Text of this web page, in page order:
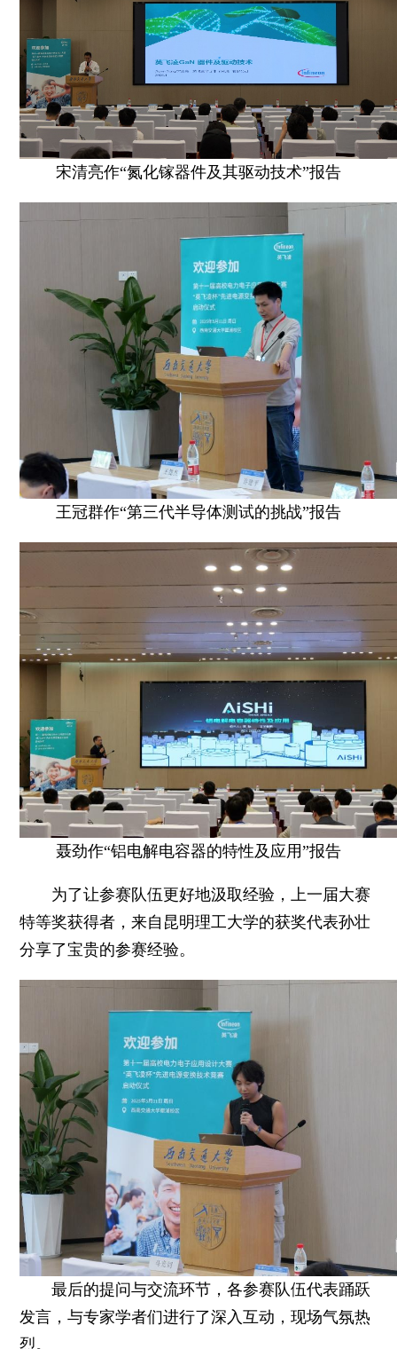
宋清亮作“氮化镓器件及其驱动技术”报告
王冠群作“第三代半导体测试的挑战”报告
聂劲作“铝电解电容器的特性及应用”报告
为了让参赛队伍更好地汲取经验，上一届大赛
特等奖获得者，来自昆明理工大学的获奖代表孙壮
分享了宝贵的参赛经验。
最后的提问与交流环节，各参赛队伍代表踊跃
发言，与专家学者们进行了深入互动，现场气氛热
烈。